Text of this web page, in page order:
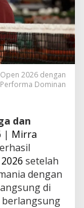
2026 dengan
Performa Dominan
dan
| Mirra
setelah
dengan
di